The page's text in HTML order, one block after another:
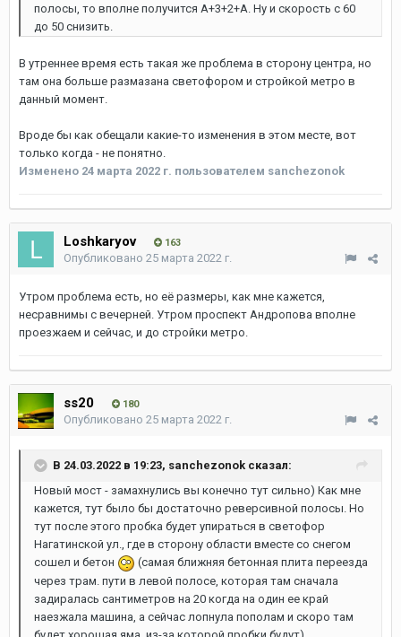
полосы, то вполне получится А+3+2+А. Ну и скорость с 60
до 50 снизить.
В утреннее время есть такая же проблема в сторону центра, но
там она больше размазана светофором и стройкой метро в
данный момент.
Вроде бы как обещали какие-то изменения в этом месте, вот
только когда - не понятно.
Изменено 24 марта 2022 г. пользователем sanchezonok
Loshkaryov 163
Опубликовано 25 марта 2022 г.
Утром проблема есть, но её размеры, как мне кажется,
несравнимы с вечерней. Утром проспект Андропова вполне
проезжаем и сейчас, и до стройки метро.
ss20 180
Опубликовано 25 марта 2022 г.
В 24.03.2022 в 19:23, sanchezonok сказал:
Новый мост - замахнулись вы конечно тут сильно) Как мне
кажется, тут было бы достаточно реверсивной полосы. Но
тут после этого пробка будет упираться в светофор
Нагатинской ул., где в сторону области вместе со снегом
сошел и бетон
(самая ближняя бетонная плита переезда
через трам. пути в левой полосе, которая там сначала
задиралась сантиметров на 20 когда на один ее край
наезжала машина, а сейчас лопнула пополам и скоро там